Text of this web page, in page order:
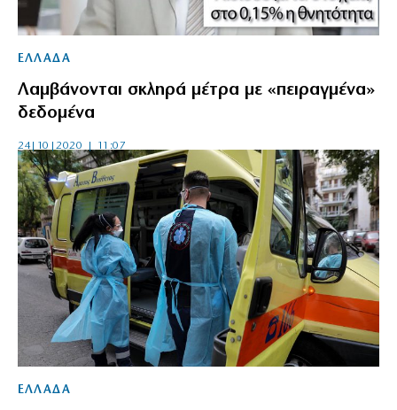
ΕΛΛΑΔΑ
Λαμβάνονται σκληρά μέτρα με «πειραγμένα»
δεδομένα
24|10|2020 | 11:07
ΕΛΛΑΔΑ